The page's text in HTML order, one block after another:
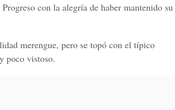
con la alegría de haber mantenido su
merengue, pero se topó con el típico
poco vistoso.